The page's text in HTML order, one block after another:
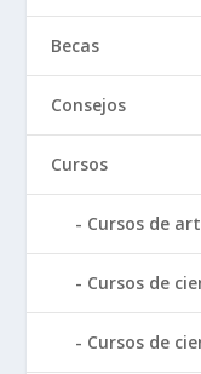
Becas
Consejos
Cursos
Cursos de
Cursos de
Cursos de